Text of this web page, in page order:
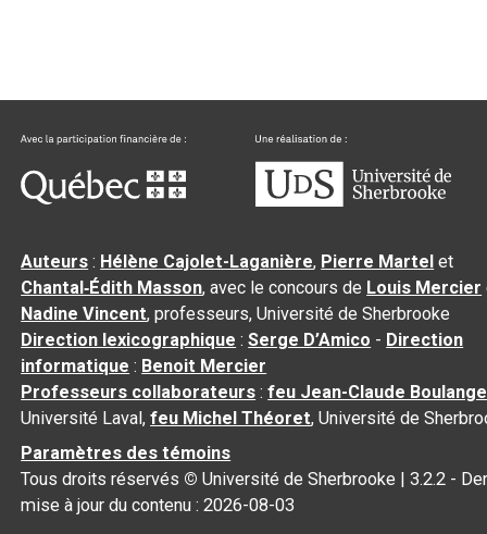
Auteurs : Hélène Cajolet-Laganière, Pierre Martel et
Chantal‑Édith Masson, avec le concours de Louis Mercier
Nadine Vincent, professeurs, Université de Sherbrooke
Direction lexicographique :Serge D’Amico - Direction
informatique : Benoit Mercier
Professeurs collaborateurs :feu Jean-Claude
Université Laval,feu Michel Théoret, Université de
Paramètres des témoins
Tous droits réservés © Université de Sherbrooke |3.2.2 -
mise à jour du contenu :2026-08-03